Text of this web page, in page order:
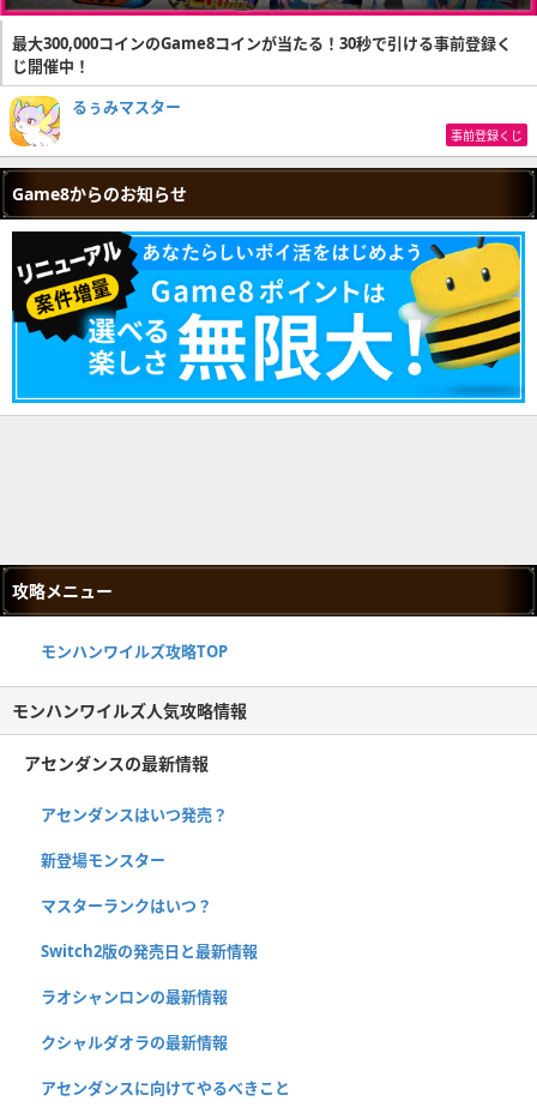
最大300,000コインのGame8コインが当たる！30秒で引ける事前登録く
じ開催中！
るぅみマスター
事前登録くじ
Game8からのお知らせ
攻略メニュー
モンハンワイルズ攻略TOP
モンハンワイルズ人気攻略情報
アセンダンスの最新情報
アセンダンスはいつ発売？
新登場モンスター
マスターランクはいつ？
Switch2版の発売日と最新情報
ラオシャンロンの最新情報
クシャルダオラの最新情報
アセンダンスに向けてやるべきこと